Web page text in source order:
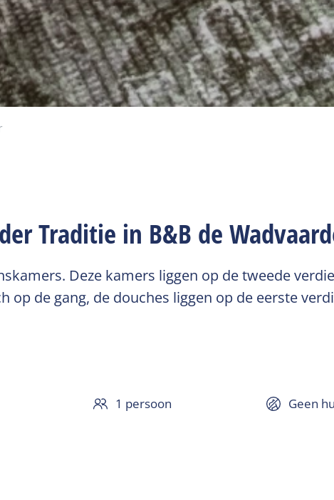
Traditie in B&B de
Deze kamers liggen op de tweede
de gang, de douches liggen op de eerste
1 persoon
Geen